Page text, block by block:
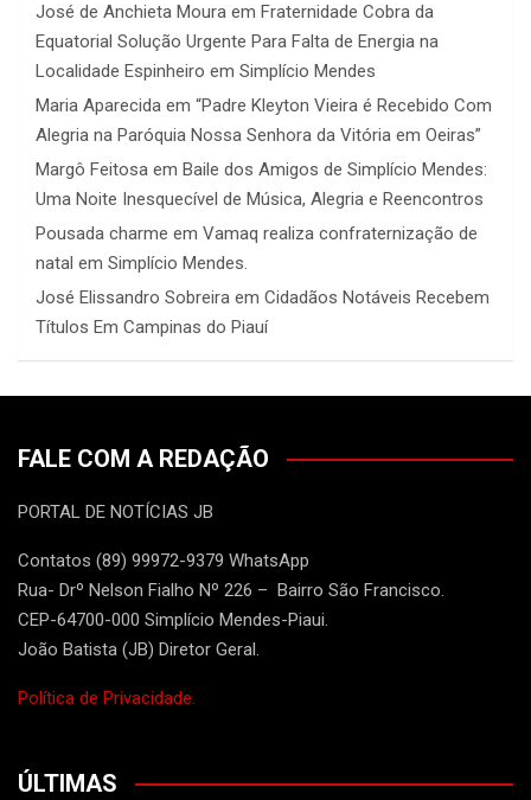
José de Anchieta Moura em Fraternidade Cobra da
Equatorial Solução Urgente Para Falta de Energia na
Localidade Espinheiro em Simplício Mendes
Maria Aparecida em “Padre Kleyton Vieira é Recebido Com
Alegria na Paróquia Nossa Senhora da Vitória em Oeiras”
Margô Feitosa em Baile dos Amigos de Simplício Mendes:
Uma Noite Inesquecível de Música, Alegria e Reencontros
Pousada charme em Vamaq realiza confraternização de
natal em Simplício Mendes.
José Elissandro Sobreira em Cidadãos Notáveis Recebem
Títulos Em Campinas do Piauí
FALE COM A REDAÇÃO
PORTAL DE NOTÍCIAS JB
Contatos (89) 99972-9379 WhatsApp
Rua- Drº Nelson Fialho Nº 226 – Bairro São Francisco.
CEP-64700-000 Simplício Mendes-Piaui.
João Batista (JB) Diretor Geral.
Política de Privacidade.
ÚLTIMAS